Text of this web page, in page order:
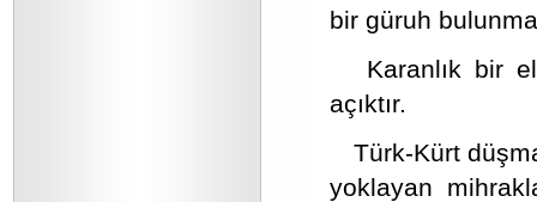
bir güruh
Karanlık bir
açıktır.
Türk-Kürt
yoklayan